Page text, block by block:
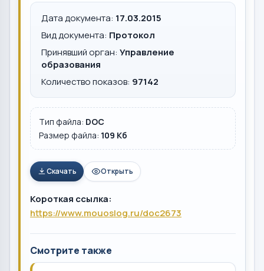
Дата документа: 17.03.2015
Вид документа: Протокол
Принявший орган: Управление
образования
Количество показов: 97142
Тип файла: DOC
Размер файла: 109 Кб
Скачать Открыть
Короткая ссылка:
https://www.mouoslog.ru/doc2673
Смотрите также